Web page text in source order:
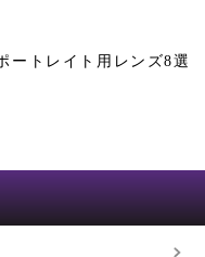
ートレイト用レンズ8選